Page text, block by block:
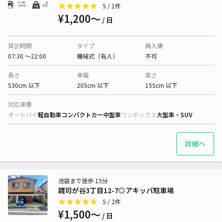
5 / 1件
¥1,200〜 / 日
貸出時間
07:30 〜22:00
タイプ
機械式（有人）
再入庫
不可
長さ
530cm 以下
車幅
205cm 以下
高さ
155cm 以下
対応車種
オートバイ軽自動車コンパクトカー中型車ワンボックス大型車・SUV
詳細へ
雑司が谷3丁目12-7◎アキッパ駐車場
池袋まで徒歩 15分
5 / 2件
¥1,500〜 / 日